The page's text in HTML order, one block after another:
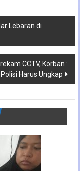
Lebaran di
CCTV, Korban :
Polisi Harus Ungkap